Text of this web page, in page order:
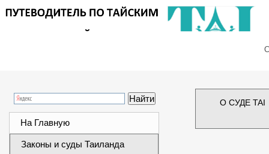
На Главную
Законы и суды Таиланда
О СУДЕ TAI